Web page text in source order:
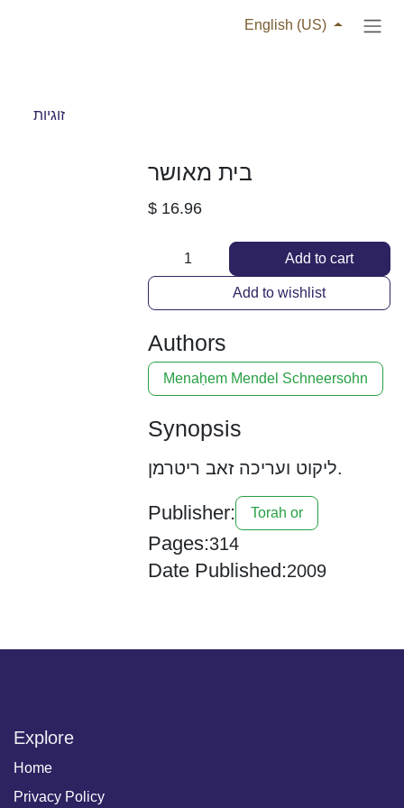
English (US)
זוגיות
בית מאושר
$ 16.96
Add to cart
Add to wishlist
Authors
Menaḥem Mendel Schneersohn
Synopsis
ליקוט ועריכה זאב ריטרמן.
Publisher: Torah or
Pages:314
Date Published:2009
Explore
Home
Privacy Policy